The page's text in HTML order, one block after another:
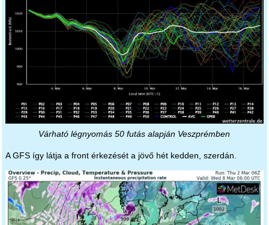
Várható légnyomás 50 futás alapján Veszprémben
A GFS így látja a front érkezését a jövő hét kedden, szerdán.